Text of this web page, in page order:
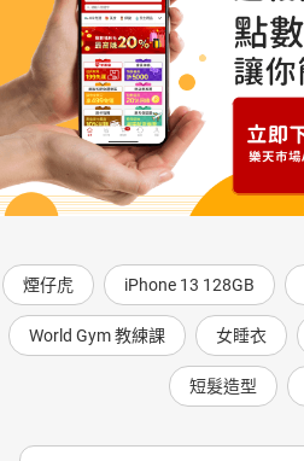
煙仔虎 iPhone 13 128GB
World Gym 教練課 女睡衣
短髮造型